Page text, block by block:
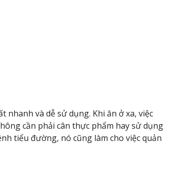
và dễ sử dụng. Khi ăn ở xa, việc
cần phải cân thực phẩm hay sử dụng
tiểu đường, nó cũng làm cho việc quản